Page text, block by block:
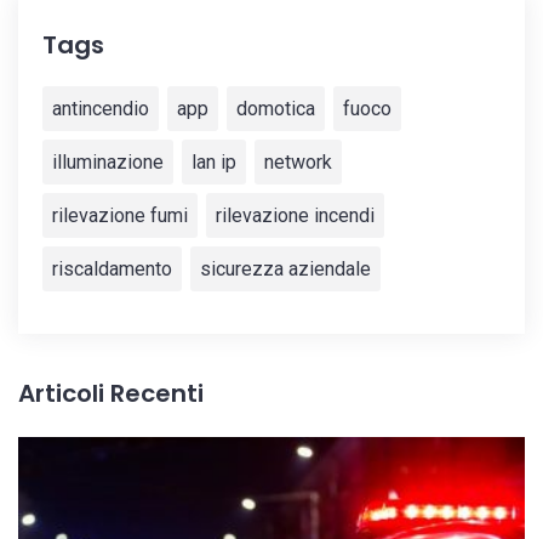
Tags
antincendio app domotica fuoco
illuminazione lan ip network
rilevazione fumi rilevazione incendi
riscaldamento sicurezza aziendale
Articoli Recenti